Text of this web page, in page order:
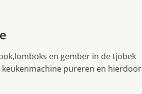
en gember in de tjobek
pureren en hierdoor